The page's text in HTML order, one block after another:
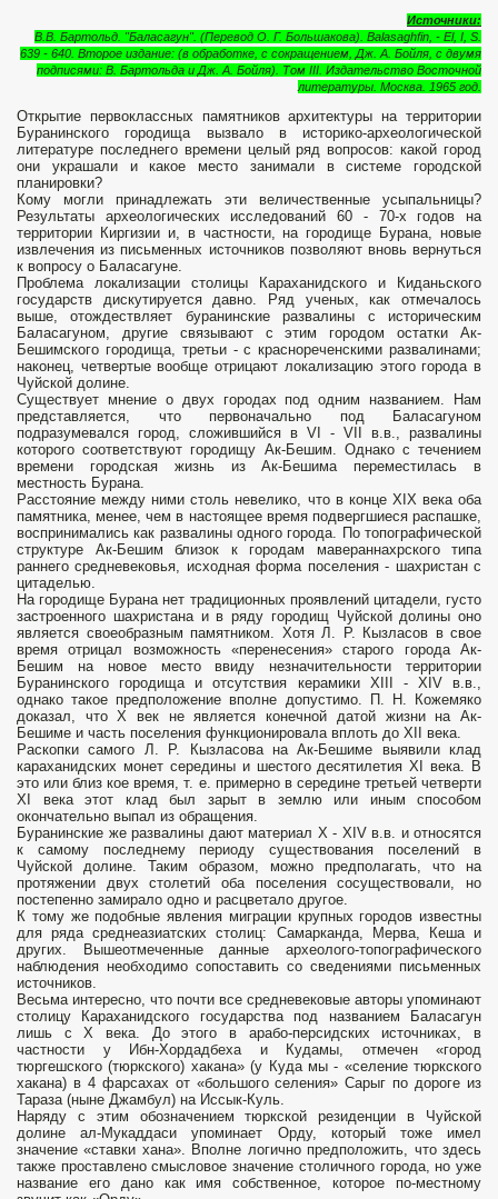
Источники:
В.В. Бартольд. "Баласагун". (Перевод О. Г. Большакова) Balasaghfin, - El, I, S.
639 - 640. Второе издание: (в обработке, с сокращением, Дж. А. Бойля, с двумя
подписями: В. Бартольда и Дж. А. Бойля).
Том III. Издательство Восточной
литературы. Москва. 1965 год.
Открытие первоклассных памятников архитектуры на территории
Буранинского городища вызвало в историко-археологической
литературе последнего времени целый ряд вопро­сов: какой город
они украшали и какое место занимали в системе городской
планировки?
Кому могли принадлежать эти величественные усыпальницы?
Результаты археологических исследований 60 - 70-х годов на
территории Киргизии и, в частности, на городище Бурана, новые
извлечения из письменных источников позволяют вновь вернуться
к вопросу о Баласагуне.
Проблема локализации столицы Караханидского и Киданьского
государств дискутируется давно. Ряд ученых, как от­мечалось
выше, отождествляет буранинские развалины с историческим
Баласагуном, другие связывают с этим городом остатки Ак-
Бешимского городища, третьи - с краснореченскими развалинами;
наконец, четвертые вообще отрицают локализацию этого города в
Чуйской долине.
Существует мнение о двух городах под одним названием. Нам
представляется, что первоначально под Баласагуном
подразумевался город, сложившийся в VI - VII в.в., развалины
которого соответствуют городищу Ак-Бешим. Однако с течением
времени городская жизнь из Ак-Бешима переместилась в
местность Бурана.
Расстояние между ними столь невелико, что в конце XIX века оба
памятника, менее, чем в настоящее время подвергшиеся распашке,
воспринимались как развалины одного города. По топографической
структуре Ак-Бешим близок к городам мавераннахрского типа
раннего средневековья, исходная форма поселения - шахристан с
цитаделью.
На городище Бурана нет традиционных проявлений цитадели, густо
застроенного шахристана и в ряду городищ Чуйской долины оно
является своеобразным памятником. Хотя Л. Р. Кызласов в свое
время отрицал возможность «перенесения» старого города Ак-
Бешим на новое место ввиду незначительности территории
Буранинского городища и отсутствия керамики XIII - XIV в.в.,
однако такое предположение вполне допустимо. П. Н. Кожемяко
доказал, что X век не является конечной датой жизни на Ак-
Бешиме и часть поселения функционировала вплоть до XII века.
Раскопки самого Л. Р. Кызласова на Ак-Бешиме выявили клад
караханидских монет середины и шестого десятилетия XI века. В
это или близ­ кое время, т. е. примерно в середине третьей четверти
XI века этот клад был зарыт в землю или иным способом
окончатель­но выпал из обращения.
Буранинские же развалины дают материал X - XIV в.в. и относятся
к самому последнему периоду существования поселений в
Чуйской долине. Таким образом, можно предполагать, что на
протяжении двух столетий оба поселения сосуществовали, но
постепенно замирало одно и расцветало другое.
К тому же подобные явления миграции крупных городов из­вестны
для ряда среднеазиатских столиц: Самарканда, Мерва, Кеша и
других. Вышеотмеченные данные археолого-топографического
наблюдения необходимо сопоставить со сведениями письменных
источников.
Весьма интересно, что почти все средневековые авторы упоминают
столицу Караханидского государства под названием Баласагун
лишь с X века. До этого в арабо-персид­ских источниках, в
частности у Ибн-Хордадбеха и Кудамы, отмечен «город
тюргешского (тюркского) хакана» (у Куда­ мы - «селение тюркского
хакана) в 4 фарсахах от «большого селения» Сарыг по дороге из
Тараза (ныне Джамбул) на Иссык-Куль.
Наряду с этим обозначением тюркской резиденции в Чуйской
долине ал-Мукаддаси упоминает Орду, который тоже имел
значение «ставки хана». Вполне логично предпо­ложить, что здесь
также проставлено смысловое значение столичного города, но уже
название его дано как имя собственное, которое по-местному